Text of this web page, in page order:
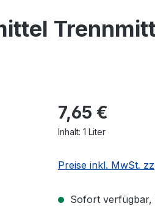
7,65 €
Inhalt: 1 Liter
Preise inkl. MwSt.
Sofort